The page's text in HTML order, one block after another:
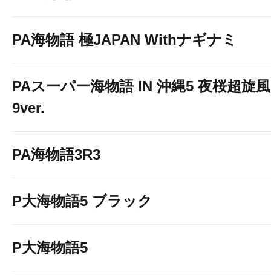
PA海物語 極JAPAN Withナギナミ
PAスーパー海物語 IN 沖縄5 夜桜超旋
9ver.
PA海物語3R3
P大海物語5 ブラック
P大海物語5